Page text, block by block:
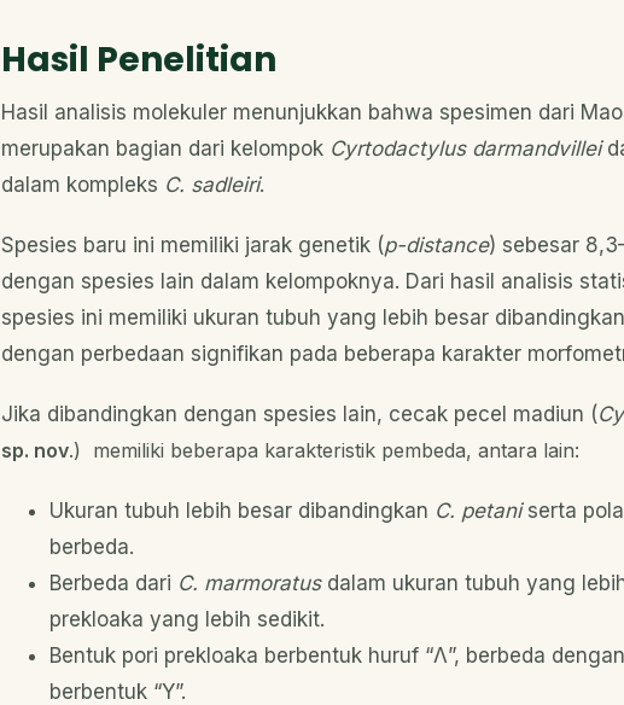
Hasil Penelitian
Hasil analisis molekuler menunjukkan bahwa spesimen dari
merupakan bagian dari kelompok Cyrtodactylus darmandvillei
dalam kompleks C. sadleiri.
Spesies baru ini memiliki jarak genetik (p-distance) sebesar
dengan spesies lain dalam kelompoknya. Dari hasil analisis
spesies ini memiliki ukuran tubuh yang lebih besar
dengan perbedaan signifikan pada beberapa karakter
Jika dibandingkan dengan spesies lain, cecak pecel madiun (
sp. nov.) memiliki beberapa karakteristik pembeda, antara lain:
Ukuran tubuh lebih besar dibandingkan C. petaniserta
berbeda.
Berbeda dari C. marmoratusdalam ukuran tubuh yang
prekloaka yang lebih sedikit.
Bentuk pori prekloaka berbentuk huruf “Λ”, berbeda dengan
berbentuk “Y”.